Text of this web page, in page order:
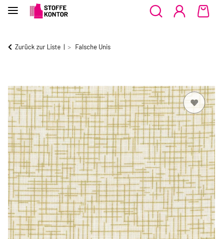
Zurück zur Liste Falsche Unis